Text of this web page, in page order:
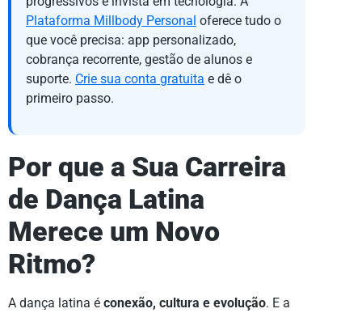
Plataforma Millbody Personal oferece tudo o
que você precisa: app personalizado,
cobrança recorrente, gestão de alunos e
suporte. Crie sua conta gratuita e dê o
primeiro passo.
Por que a Sua Carreira
de Dança Latina
Merece um Novo
Ritmo?
A dança latina é conexão, cultura e evolução. E a